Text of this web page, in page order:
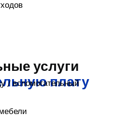
услуги
плату
/ вспомогательный